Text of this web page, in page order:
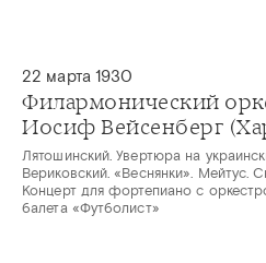
22 марта 1930
Филармонический
Иосиф Вейсенберг
Лятошинский. Увертюра на
Вериковский. «Веснянки». Мейтус.
Концерт для фортепиано с
балета «Футболист»